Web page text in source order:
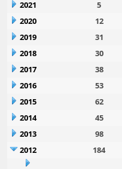
2021
5
2020
12
2019
31
2018
30
2017
38
2016
53
2015
62
2014
45
2013
98
2012
184